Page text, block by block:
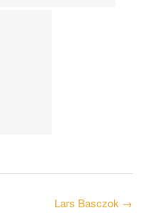
Lars Basczok →